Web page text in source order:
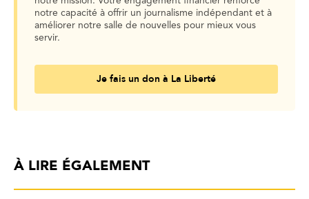
notre capacité à offrir un journalisme indépendant et à
améliorer notre salle de nouvelles pour mieux vous
servir.
Je fais un don à La Liberté
À LIRE ÉGALEMENT